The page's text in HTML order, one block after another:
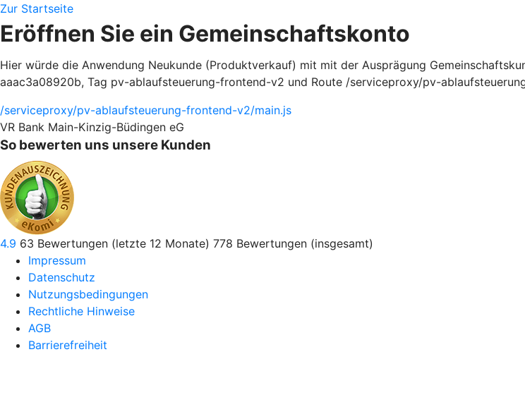
Zur Startseite
Eröffnen Sie ein Gemeinschaftskonto
Hier würde die Anwendung Neukunde (Produktverkauf) mit mit der Ausprägung
aaac3a08920b, Tag pv-ablaufsteuerung-frontend-v2 und Route /serviceproxy/pv-
/serviceproxy/pv-ablaufsteuerung-frontend-v2/main.js
VR Bank Main-Kinzig-Büdingen eG
So bewerten uns unsere Kunden
4.9 63 Bewertungen (letzte 12 Monate) 778 Bewertungen (insgesamt)
Impressum
Datenschutz
Nutzungsbedingungen
Rechtliche Hinweise
AGB
Barrierefreiheit